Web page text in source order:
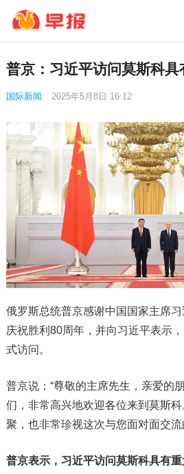
普京：习近平访问莫斯科具
国际新闻 2025年5月8日 16:12
俄罗斯总统普京感谢中国国家主席
庆祝胜利80周年，并向习近平表示
式访问。 ​​​
普京说：“尊敬的主席先生，亲爱的
们，非常高兴地欢迎各位来到莫斯
聚，也非常珍视这次与您面对面交流
普京表示，习近平访问莫斯科具有重